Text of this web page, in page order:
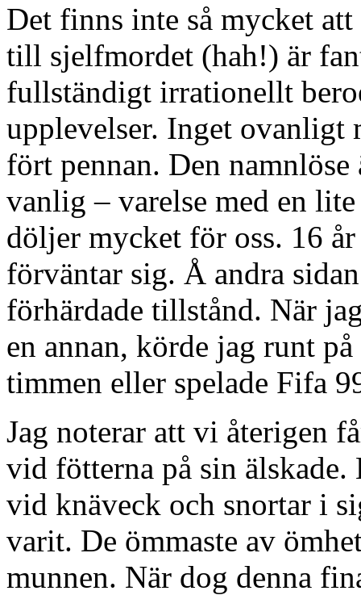
Det finns inte så mycket
till sjelfmordet (hah!) är
fullständigt irrationellt
upplevelser. Inget ovanligt
fört pennan. Den
vanlig – varelse med en
döljer mycket för oss. 16
förväntar sig. Å andra
förhärdade tillstånd. När
en annan, körde jag runt
timmen eller spelade Fifa
Jag noterar att vi återigen
vid fötterna på sin älskade.
vid knäveck och snortar i
varit. De ömmaste av
munnen. När dog denna